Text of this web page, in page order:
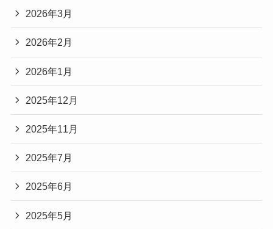
2026年3月
2026年2月
2026年1月
2025年12月
2025年11月
2025年7月
2025年6月
2025年5月